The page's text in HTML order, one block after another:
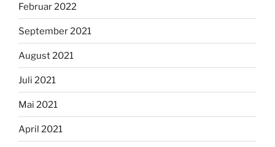
Februar 2022
September 2021
August 2021
Juli 2021
Mai 2021
April 2021